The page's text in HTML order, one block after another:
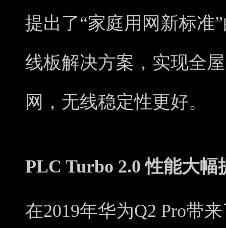
提出了“家庭用网新标准
线板解决方案，实现全
网，无线稳定性更好。
PLC Turbo 2.0 性能大幅
在2019年华为Q2 Pro带